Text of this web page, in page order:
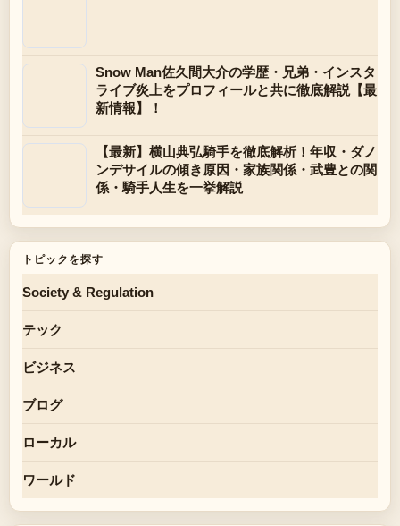
Snow Man佐久間大介の学歴・兄弟・インスタ
ライブ炎上をプロフィールと共に徹底解説【最
新情報】！
【最新】横山典弘騎手を徹底解析！年収・ダノ
ンデサイルの傾き原因・家族関係・武豊との関
係・騎手人生を一挙解説
トピックを探す
Society & Regulation
テック
ビジネス
ブログ
ローカル
ワールド